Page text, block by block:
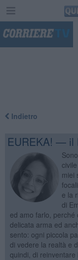
Indietro
EUREKA! — il
miei
e la
di
ed amo farlo,
delicata arma ed
sento: ogni piccola
di vedere la realtà e
quindi, di reinventare